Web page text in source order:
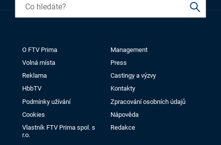
O FTV Prima
Management
Volná místa
Press
Reklama
Castingy a výzvy
HbbTV
Kontakty
Podmínky užívání
Zpracování osobních údajů
Cookies
Nápověda
Vlastník FTV Prima spol. s
r.o.
Redakce